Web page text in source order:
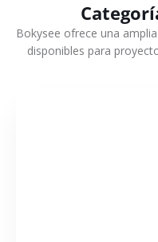
Bokysee ofrece una
disponibles para